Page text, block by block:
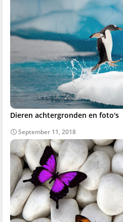
Dieren achtergronden en foto's
September 11, 2018